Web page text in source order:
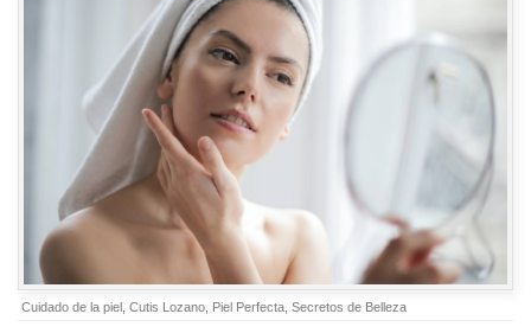
Cuidado de la piel Cutis Lozano Piel Perfecta Secretos de Belleza